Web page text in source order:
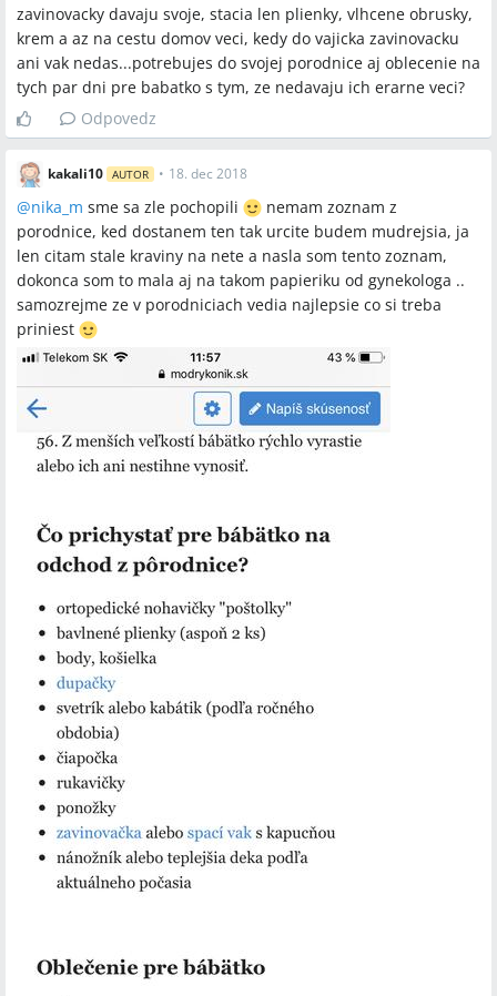
zavinovacky davaju svoje, stacia len plienky, vlhcene obrusky,
krem a az na cestu domov veci, kedy do vajicka zavinovacku
ani vak nedas...potrebujes do svojej porodnice aj oblecenie na
tych par dni pre babatko s tym, ze nedavaju ich erarne veci?
Odpovedz
kakali10 AUTOR • 18. dec 2018
@nika_m sme sa zle pochopili
nemam zoznam z
porodnice, ked dostanem ten tak urcite budem mudrejsia, ja
len citam stale kraviny na nete a nasla som tento zoznam,
dokonca som to mala aj na takom papieriku od gynekologa ..
samozrejme ze v porodniciach vedia najlepsie co si treba
priniest